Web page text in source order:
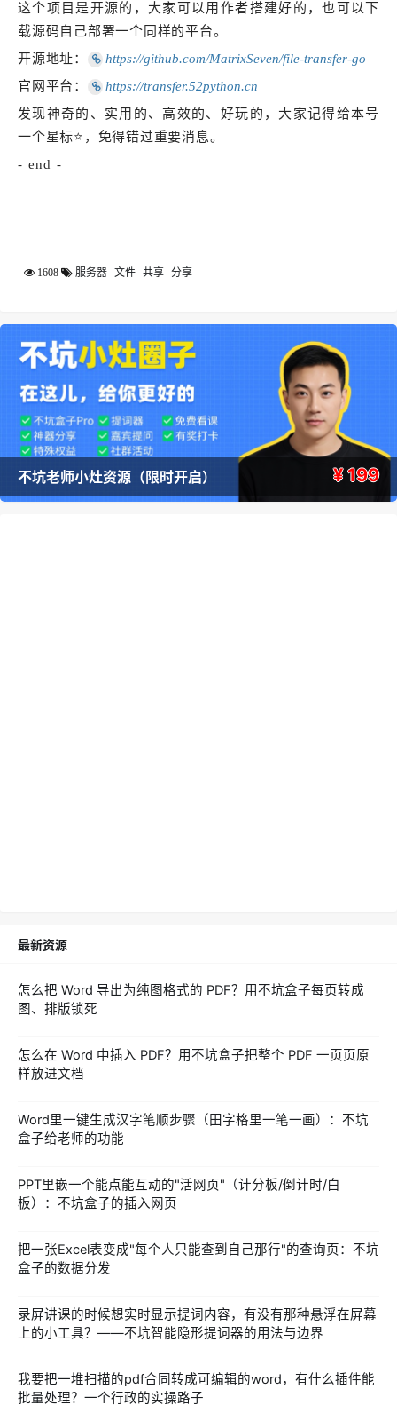
这个项目是开源的，大家可以用作者搭建好的，也可以下
载源码自己部署一个同样的平台。
开源地址：
https://github.com/MatrixSeven/file-transfer-go
官网平台：
https://transfer.52python.cn
发现神奇的、实用的、高效的、好玩的，大家记得给本号
一个星标⭐，免得错过重要消息。
- end -
1608 服务器 文件 共享 分享
不坑老师小灶资源（限时开启） ¥ 199
最新资源
怎么把 Word 导出为纯图格式的 PDF？用不坑盒子每页转成
图、排版锁死
怎么在 Word 中插入 PDF？用不坑盒子把整个 PDF 一页页原
样放进文档
Word里一键生成汉字笔顺步骤（田字格里一笔一画）：不坑
盒子给老师的功能
PPT里嵌一个能点能互动的"活网页"（计分板/倒计时/白
板）：不坑盒子的插入网页
把一张Excel表变成"每个人只能查到自己那行"的查询页：不坑
盒子的数据分发
录屏讲课的时候想实时显示提词内容，有没有那种悬浮在屏幕
上的小工具？——不坑智能隐形提词器的用法与边界
我要把一堆扫描的pdf合同转成可编辑的word，有什么插件能
批量处理？一个行政的实操路子